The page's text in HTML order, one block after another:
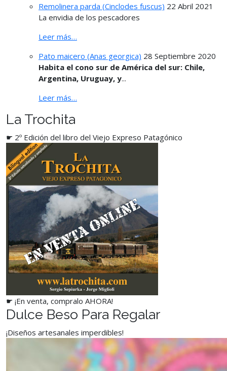
Remolinera parda (Cinclodes fuscus) 22 Abril 2021
La envidia de los pescadores
Leer más…
Pato maicero (Anas georgica) 28 Septiembre 2020
Habita el cono sur de América del sur: Chile,
Argentina, Uruguay, y...
Leer más…
La Trochita
☛ 2º Edición del libro del Viejo Expreso Patagónico
☛ ¡En venta, compralo AHORA!
Dulce Beso Para Regalar
¡Diseños artesanales imperdibles!